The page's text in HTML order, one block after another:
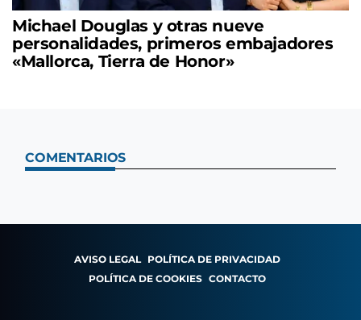
Michael Douglas y otras nueve
personalidades, primeros embajadores
«Mallorca, Tierra de Honor»
COMENTARIOS
AVISO LEGAL POLÍTICA DE PRIVACIDAD
POLÍTICA DE COOKIES CONTACTO